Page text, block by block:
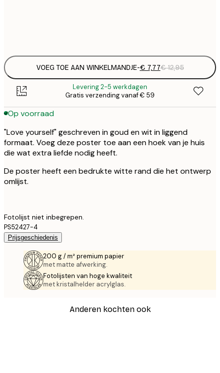
VOEG TOE AAN WINKELMANDJE-€ 7,77€ 12,95
Levering 2-5 werkdagen
Gratis verzending vanaf € 59
Op voorraad
"Love yourself" geschreven in goud en wit in liggend
formaat. Voeg deze poster toe aan een hoek van je huis
die wat extra liefde nodig heeft.
De poster heeft een bedrukte witte rand die het ontwerp
omlijst.
Fotolijst niet inbegrepen.
PS52427-4
Prijsgeschiedenis
200 g / m² premium papier
met matte afwerking.
Fotolijsten van hoge kwaliteit
met kristalhelder acrylglas.
Anderen kochten ook